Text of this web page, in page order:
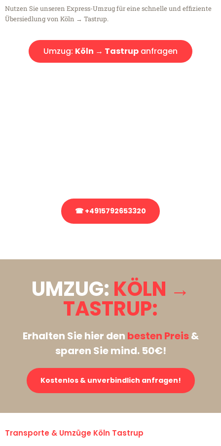
Nutzen Sie unseren Express-Umzug für eine schnelle und effiziente
Übersiedlung von Köln → Tastrup.
Umzug: Köln → Tastrup anfragen
☎ +4915792653320
UMZUG: KÖLN →
TASTRUP:
Erhalten Sie hier den besten Preis&
sparen Sie mind. 50€!
Kostenlos & unverbindlich anfragen!
Transporte & Umzüge Köln Tastrup